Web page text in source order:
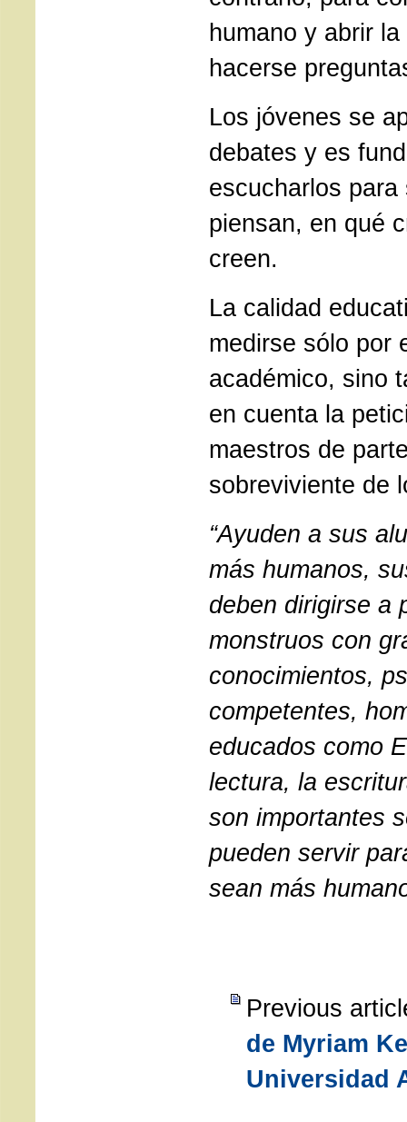
humano y abrir
hacerse
Los jóvenes se
debates y es
escucharlos para
piensan, en qué
creen.
La calidad
medirse sólo por
académico, sino
en cuenta la
maestros de
sobreviviente de
“Ayuden a sus
más humanos,
deben dirigirse a
monstruos con
conocimientos,
competentes,
educados como
lectura, la
son importantes
pueden servir
sean más
Previous
de Myriam
Universidad